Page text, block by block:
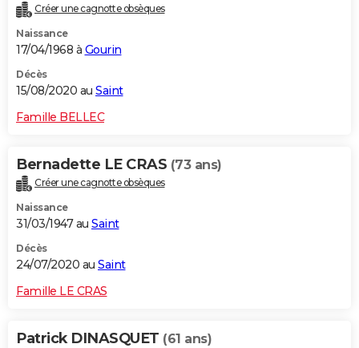
Créer une cagnotte obsèques
Naissance
17/04/1968 à Gourin
Décès
15/08/2020 au Saint
Famille BELLEC
Bernadette LE CRAS (73 ans)
Créer une cagnotte obsèques
Naissance
31/03/1947 au Saint
Décès
24/07/2020 au Saint
Famille LE CRAS
Patrick DINASQUET (61 ans)